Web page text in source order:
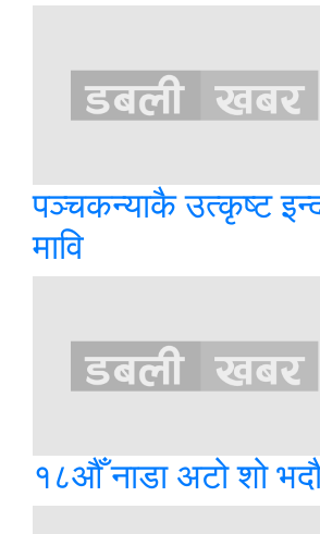
पञ्चकन्याकै उत्कृष्ट
मावि
१८औँ नाडा अटो शो